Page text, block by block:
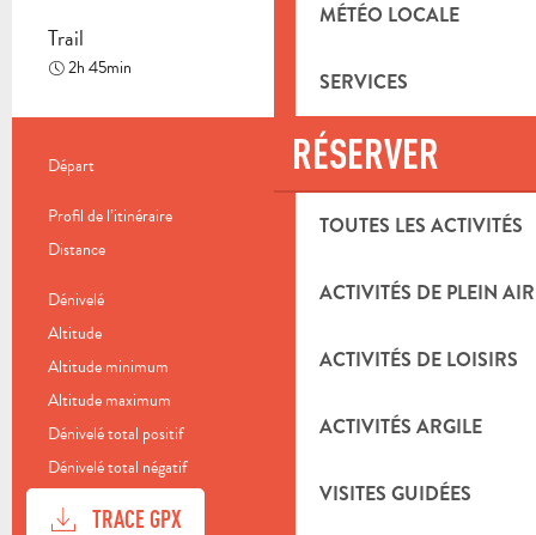
MÉTÉO LOCALE
SERVICES
RÉSERVER
TOUTES LES ACTIVITÉS
ACTIVITÉS DE PLEIN AIR
ACTIVITÉS DE LOISIRS
ACTIVITÉS ARGILE
VISITES GUIDÉES
Trail
2h 45min
INFORMATIONS PRATIQUES
Départ Saint-Zacharie
Profil de l’itinéraire Boucle
Distance
Dénivelé 692 m
Altitude
Altitude minimum 261 m
Altitude maximum
Dénivelé total positif 693 m
Dénivelé total négatif
DOCUMENTATION
TRACE GPX